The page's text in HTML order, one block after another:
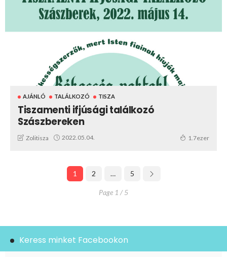
AJÁNLÓ TALÁLKOZÓ TISZA
Tiszamenti ifjúsági találkozó
Szászbereken
Zolitisza 2022.05.04. 1.7ezer
1 2 … 5
Page 1 / 5
Keress minket Facebookon